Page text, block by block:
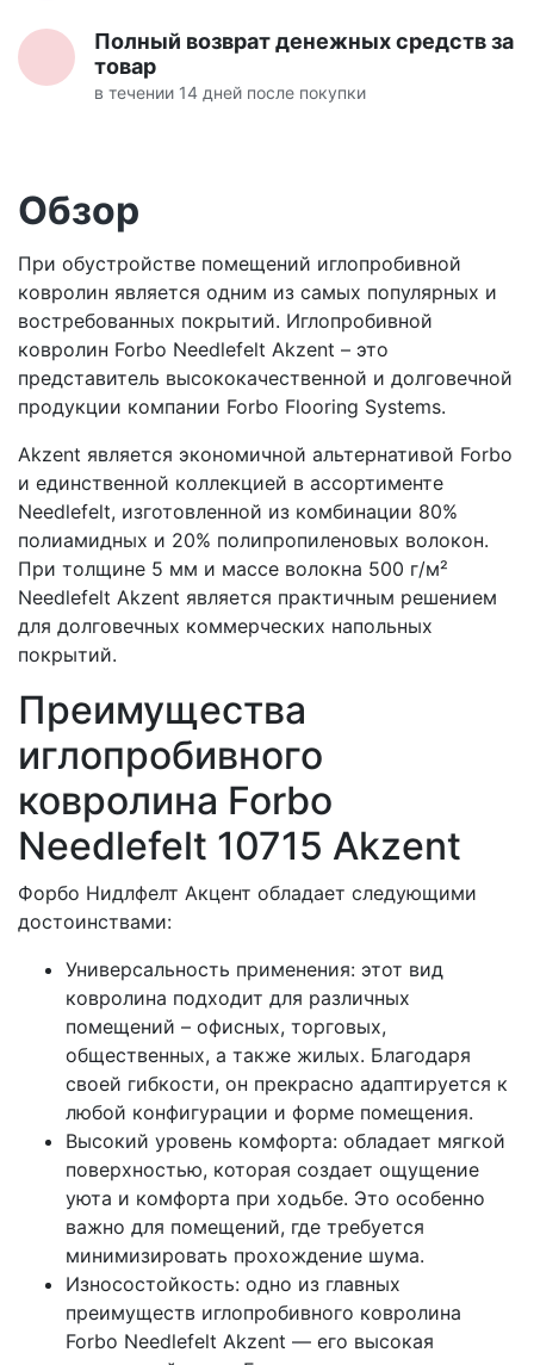
Полный возврат денежных средств за
товар
в течении 14 дней после покупки
Обзор
При обустройстве помещений иглопробивной
ковролин является одним из самых популярных и
востребованных покрытий. Иглопробивной
ковролин Forbo Needlefelt Akzent – это
представитель высококачественной и долговечной
продукции компании Forbo Flooring Systems.
Akzent является экономичной альтернативой Forbo
и единственной коллекцией в ассортименте
Needlefelt, изготовленной из комбинации 80%
полиамидных и 20% полипропиленовых волокон.
При толщине 5 мм и массе волокна 500 г/м²
Needlefelt Akzent является практичным решением
для долговечных коммерческих напольных
покрытий.
Преимущества
иглопробивного
ковролина Forbo
Needlefelt 10715 Akzent
Форбо Нидлфелт Акцент обладает следующими
достоинствами:
Универсальность применения: этот вид
ковролина подходит для различных
помещений – офисных, торговых,
общественных, а также жилых. Благодаря
своей гибкости, он прекрасно адаптируется к
любой конфигурации и форме помещения.
Высокий уровень комфорта: обладает мягкой
поверхностью, которая создает ощущение
уюта и комфорта при ходьбе. Это особенно
важно для помещений, где требуется
минимизировать прохождение шума.
Износостойкость: одно из главных
преимуществ иглопробивного ковролина
Forbo Needlefelt Akzent — его высокая